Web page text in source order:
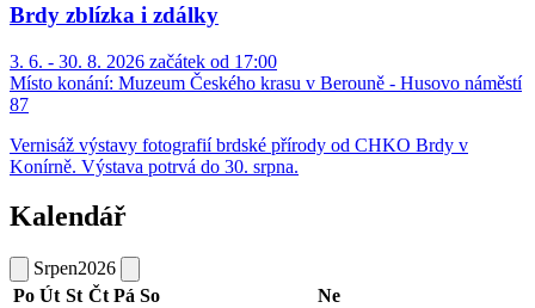
Brdy zblízka i zdálky
3. 6. - 30. 8. 2026 začátek od 17:00
Místo konání: Muzeum Českého krasu v Berouně - Husovo náměstí
87
Vernisáž výstavy fotografií brdské přírody od CHKO Brdy v
Konírně. Výstava potrvá do 30. srpna.
Kalendář
Srpen2026
Po Út St Čt Pá So Ne